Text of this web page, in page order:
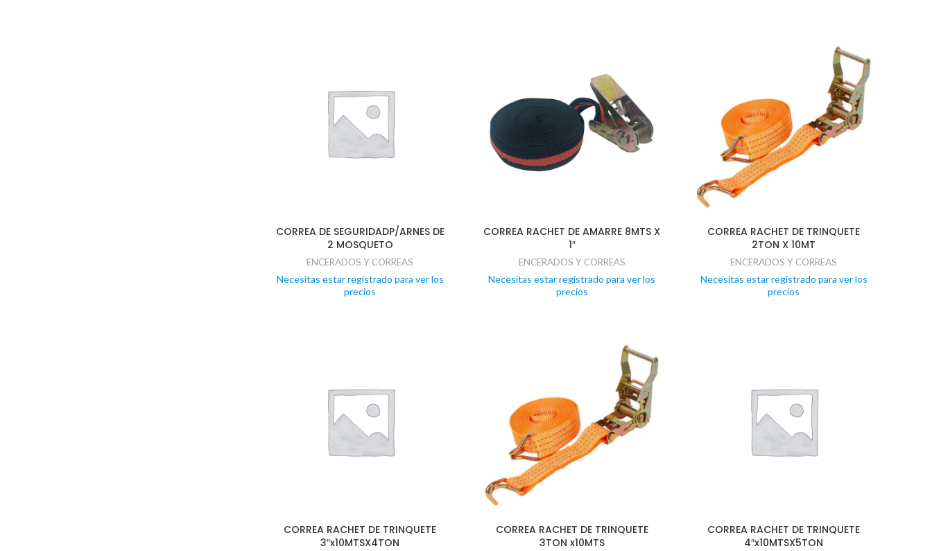
CORREA DE SEGURIDADP/ARNES DE
2 MOSQUETO
ENCERADOS Y CORREAS
Necesitas estar registrado para ver los
precios
CORREA RACHET DE AMARRE 8MTS X
1″
ENCERADOS Y CORREAS
Necesitas estar registrado para ver los
precios
CORREA RACHET DE TRINQUETE
2TON X 10MT
ENCERADOS Y CORREAS
Necesitas estar registrado para ver los
precios
CORREA RACHET DE TRINQUETE
3″x10MTSX4TON
CORREA RACHET DE TRINQUETE
3TON x10MTS
CORREA RACHET DE TRINQUETE
4″x10MTSX5TON